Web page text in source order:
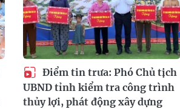
Điểm tin trưa: Phó Chủ tịch
UBND tỉnh kiểm tra công trình
thủy lợi, phát động xây dựng